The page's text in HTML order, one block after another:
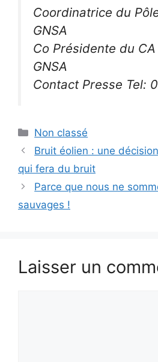
Coordinatrice du
GNSA
Co Présidente du
GNSA
Contact Presse Tel:
Catégories
Non classé
Bruit éolien : une
qui fera du bruit
Parce que nous ne
sauvages !
Laisser un